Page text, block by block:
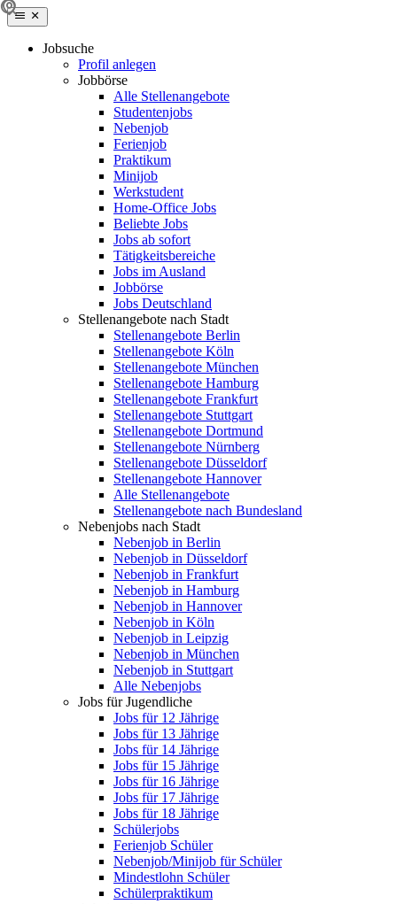
Jobsuche
Profil anlegen
Jobbörse
Alle Stellenangebote
Studentenjobs
Nebenjob
Ferienjob
Praktikum
Minijob
Werkstudent
Home-Office Jobs
Beliebte Jobs
Jobs ab sofort
Tätigkeitsbereiche
Jobs im Ausland
Jobbörse
Jobs Deutschland
Stellenangebote nach Stadt
Stellenangebote Berlin
Stellenangebote Köln
Stellenangebote München
Stellenangebote Hamburg
Stellenangebote Frankfurt
Stellenangebote Stuttgart
Stellenangebote Dortmund
Stellenangebote Nürnberg
Stellenangebote Düsseldorf
Stellenangebote Hannover
Alle Stellenangebote
Stellenangebote nach Bundesland
Nebenjobs nach Stadt
Nebenjob in Berlin
Nebenjob in Düsseldorf
Nebenjob in Frankfurt
Nebenjob in Hamburg
Nebenjob in Hannover
Nebenjob in Köln
Nebenjob in Leipzig
Nebenjob in München
Nebenjob in Stuttgart
Alle Nebenjobs
Jobs für Jugendliche
Jobs für 12 Jährige
Jobs für 13 Jährige
Jobs für 14 Jährige
Jobs für 15 Jährige
Jobs für 16 Jährige
Jobs für 17 Jährige
Jobs für 18 Jährige
Schülerjobs
Ferienjob Schüler
Nebenjob/Minijob für Schüler
Mindestlohn Schüler
Schülerpraktikum